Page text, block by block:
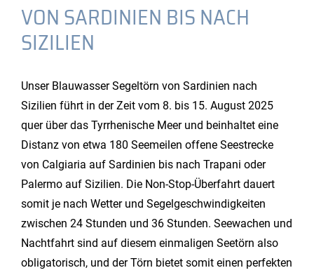
VON SARDINIEN BIS NACH
SIZILIEN
Unser Blauwasser Segeltörn von Sardinien nach
Sizilien führt in der Zeit vom 8. bis 15. August 2025
quer über das Tyrrhenische Meer und beinhaltet eine
Distanz von etwa 180 Seemeilen offene Seestrecke
von Calgiaria auf Sardinien bis nach Trapani oder
Palermo auf Sizilien. Die Non-Stop-Überfahrt dauert
somit je nach Wetter und Segelgeschwindigkeiten
zwischen 24 Stunden und 36 Stunden. Seewachen und
Nachtfahrt sind auf diesem einmaligen Seetörn also
obligatorisch, und der Törn bietet somit einen perfekten